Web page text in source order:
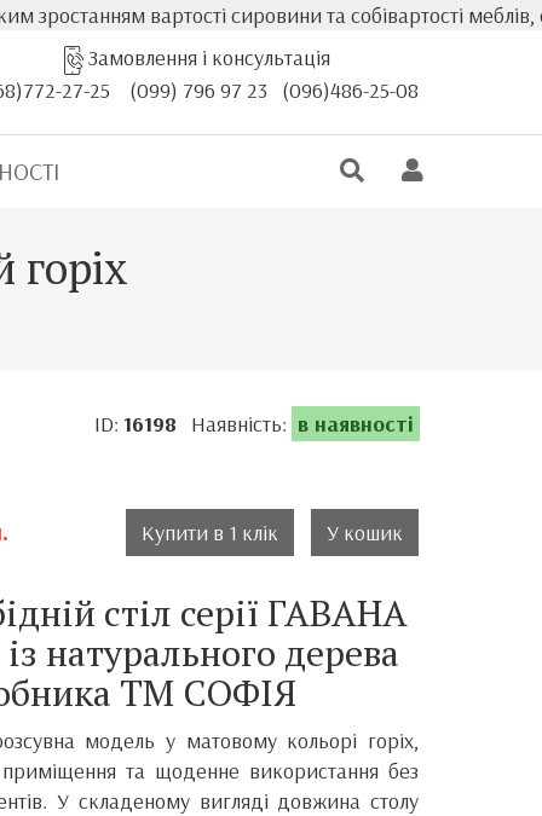
вартості сировини та собівартості меблів,
Замовлення і консультація
27-25
(099) 796 97 23 (096)486-25-08
горіх
ID: 16198 Наявність: в наявності
Купити в 1 клік У кошик
стіл серії ГАВАНА
натурального дерева
ТМ СОФІЯ
модель у матовому кольорі горіх,
приміщення та щоденне використання без
У складеному вигляді довжина столу